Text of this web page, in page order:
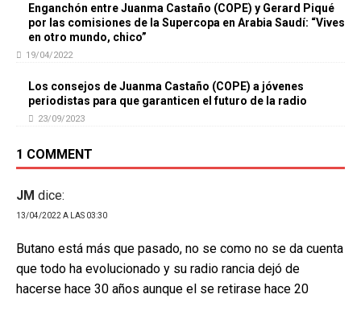
Enganchón entre Juanma Castaño (COPE) y Gerard Piqué
por las comisiones de la Supercopa en Arabia Saudí: “Vives
en otro mundo, chico”
19/04/2022
Los consejos de Juanma Castaño (COPE) a jóvenes
periodistas para que garanticen el futuro de la radio
23/09/2023
1 COMMENT
JM dice:
13/04/2022 A LAS 03:30
Butano está más que pasado, no se como no se da cuenta
que todo ha evolucionado y su radio rancia dejó de
hacerse hace 30 años aunque el se retirase hace 20